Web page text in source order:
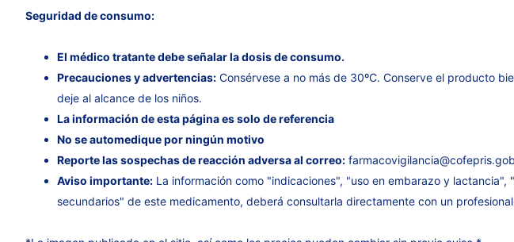
Seguridad de consumo:
El médico tratante debe señalar la dosis de consumo.
Precauciones y advertencias: Consérvese a no más de 30ºC. Conserve el producto
deje al alcance de los niños.
La información de esta página es solo de referencia
No se automedique por ningún motivo
Reporte las sospechas de reacción adversa al correo:
Aviso importante: La información como "indicaciones", "uso en embarazo y lactancia",
secundarios" de este medicamento, deberá consultarla directamente con un